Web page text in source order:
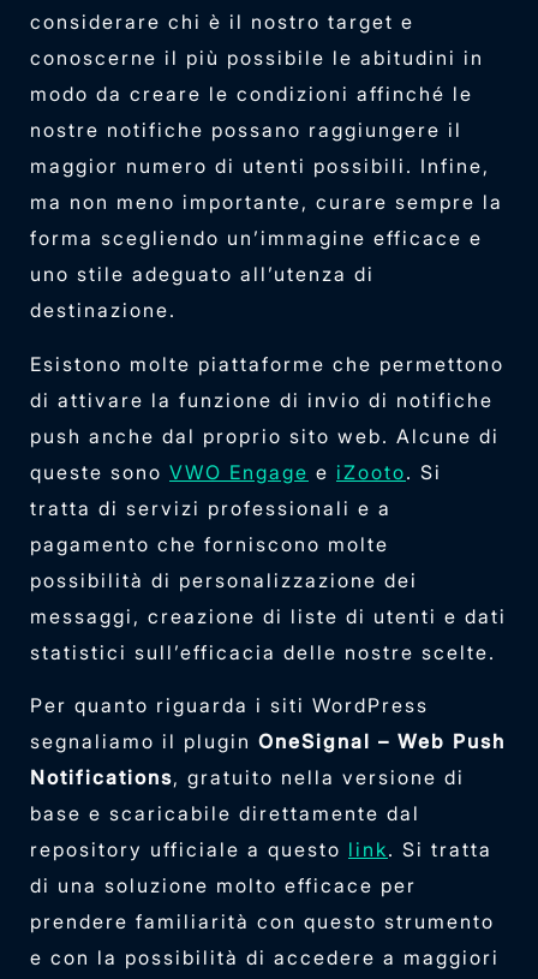
considerare chi è il nostro target e
conoscerne il più possibile le abitudini in
modo da creare le condizioni affinché le
nostre notifiche possano raggiungere il
maggior numero di utenti possibili. Infine,
ma non meno importante, curare sempre la
forma scegliendo un’immagine efficace e
uno stile adeguato all’utenza di
destinazione.
Esistono molte piattaforme che permettono
di attivare la funzione di invio di notifiche
push anche dal proprio sito web. Alcune di
queste sono VWO Engage e iZooto. Si
tratta di servizi professionali e a
pagamento che forniscono molte
possibilità di personalizzazione dei
messaggi, creazione di liste di utenti e dati
statistici sull’efficacia delle nostre scelte.
Per quanto riguarda i siti WordPress
segnaliamo il plugin OneSignal – Web Push
Notifications, gratuito nella versione di
base e scaricabile direttamente dal
repository ufficiale a questo link. Si tratta
di una soluzione molto efficace per
prendere familiarità con questo strumento
e con la possibilità di accedere a maggiori